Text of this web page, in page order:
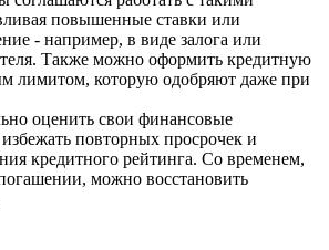
повышенные ставки или
- например, в виде залога или
Также можно оформить кредитную
лимитом, которую одобряют даже при
оценить свои финансовые
повторных просрочек и
кредитного рейтинга. Со временем,
можно восстановить